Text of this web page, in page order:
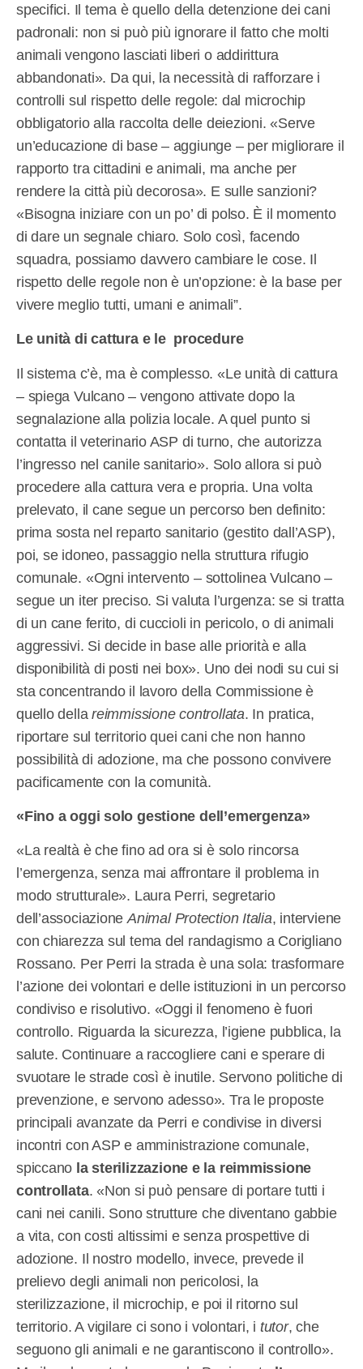
specifici. Il tema è quello della detenzione dei cani
padronali: non si può più ignorare il fatto che molti
animali vengono lasciati liberi o addirittura
abbandonati». Da qui, la necessità di rafforzare i
controlli sul rispetto delle regole: dal microchip
obbligatorio alla raccolta delle deiezioni. «Serve
un’educazione di base – aggiunge – per migliorare il
rapporto tra cittadini e animali, ma anche per
rendere la città più decorosa». E sulle sanzioni?
«Bisogna iniziare con un po’ di polso. È il momento
di dare un segnale chiaro. Solo così, facendo
squadra, possiamo davvero cambiare le cose. Il
rispetto delle regole non è un’opzione: è la base per
vivere meglio tutti, umani e animali”.
Le unità di cattura e le procedure
Il sistema c’è, ma è complesso. «Le unità di cattura
– spiega Vulcano – vengono attivate dopo la
segnalazione alla polizia locale. A quel punto si
contatta il veterinario ASP di turno, che autorizza
l’ingresso nel canile sanitario». Solo allora si può
procedere alla cattura vera e propria. Una volta
prelevato, il cane segue un percorso ben definito:
prima sosta nel reparto sanitario (gestito dall’ASP),
poi, se idoneo, passaggio nella struttura rifugio
comunale. «Ogni intervento – sottolinea Vulcano –
segue un iter preciso. Si valuta l’urgenza: se si tratta
di un cane ferito, di cuccioli in pericolo, o di animali
aggressivi. Si decide in base alle priorità e alla
disponibilità di posti nei box». Uno dei nodi su cui si
sta concentrando il lavoro della Commissione è
quello dellareimmissione controllata. In pratica,
riportare sul territorio quei cani che non hanno
possibilità di adozione, ma che possono convivere
pacificamente con la comunità.
«Fino a oggi solo gestione dell’emergenza»
«La realtà è che fino ad ora si è solo rincorsa
l’emergenza, senza mai affrontare il problema in
modo strutturale». Laura Perri, segretario
dell’associazioneAnimal Protection Italia, interviene
con chiarezza sul tema del randagismo a Corigliano
Rossano. Per Perri la strada è una sola: trasformare
l’azione dei volontari e delle istituzioni in un percorso
condiviso e risolutivo. «Oggi il fenomeno è fuori
controllo. Riguarda la sicurezza, l’igiene pubblica, la
salute. Continuare a raccogliere cani e sperare di
svuotare le strade così è inutile. Servono politiche di
prevenzione, e servono adesso». Tra le proposte
principali avanzate da Perri e condivise in diversi
incontri con ASP e amministrazione comunale,
spiccano la sterilizzazione e la reimmissione
controllata. «Non si può pensare di portare tutti i
cani nei canili. Sono strutture che diventano gabbie
a vita, con costi altissimi e senza prospettive di
adozione. Il nostro modello, invece, prevede il
prelievo degli animali non pericolosi, la
sterilizzazione, il microchip, e poi il ritorno sul
territorio. A vigilare ci sono i volontari, i tutor, che
seguono gli animali e ne garantiscono il controllo».